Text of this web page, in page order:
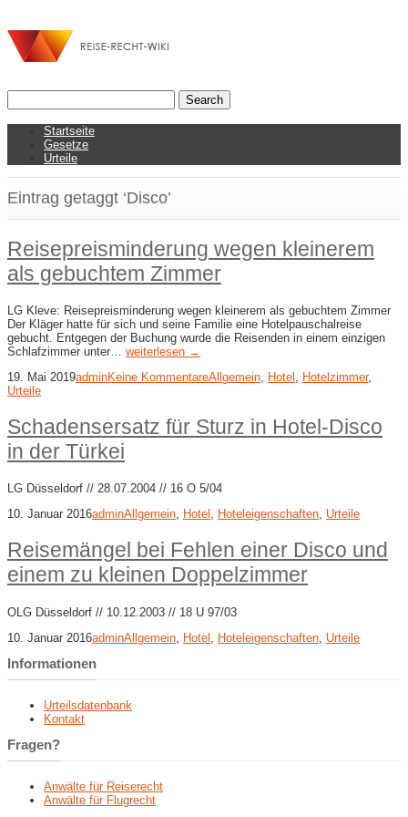
Startseite
Gesetze
Urteile
Eintrag getaggt ‘Disco’
Reisepreisminderung wegen kleinerem
als gebuchtem Zimmer
LG Kleve: Reisepreisminderung wegen kleinerem als gebuchtem Zimmer
Der Kläger hatte für sich und seine Familie eine Hotelpauschalreise
gebucht. Entgegen der Buchung wurde die Reisenden in einem einzigen
Schlafzimmer unter… weiterlesen →
19. Mai 2019adminKeine KommentareAllgemein, Hotel , Hotelzimmer,
Urteile
Schadensersatz für Sturz in Hotel-Disco
in der Türkei
LG Düsseldorf // 28.07.2004 // 16 O 5/04
10. Januar 2016adminAllgemein, Hotel , Hoteleigenschaften, Urteile
Reisemängel bei Fehlen einer Disco und
einem zu kleinen Doppelzimmer
OLG Düsseldorf // 10.12.2003 // 18 U 97/03
10. Januar 2016adminAllgemein Hotel Hoteleigenschaften Urteile
Informationen
Urteilsdatenbank
Kontakt
Fragen?
Anwälte für Reiserecht
Anwälte für Flugrecht